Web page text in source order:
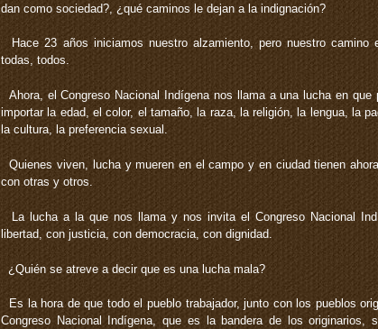
dan como sociedad?, ¿qué caminos le dejan a la indignación?
Hace 23 años iniciamos nuestro alzamiento, pero nuestro camino
todas, todos.
Ahora, el Congreso Nacional Indígena nos llama a una lucha en
importar la edad, el color, el tamaño, la raza, la religión, la lengua, la
la cultura, la preferencia sexual.
Quienes viven, lucha y mueren en el campo y en ciudad tienen
con otras y otros.
La lucha a la que nos llama y nos invita el Congreso Nacional
libertad, con justicia, con democracia, con dignidad.
¿Quién se atreve a decir que es una lucha mala?
Es la hora de que todo el pueblo trabajador, junto con los pueblos
Congreso Nacional Indígena, que es la bandera de los